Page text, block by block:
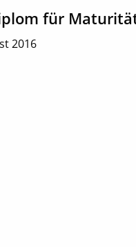
für
2016